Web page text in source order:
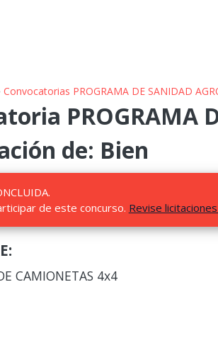
Convocatorias PROGRAMA DE SANIDAD
PROGRAMA
de: Bien
de este concurso. Revise
CAMIONETAS 4x4